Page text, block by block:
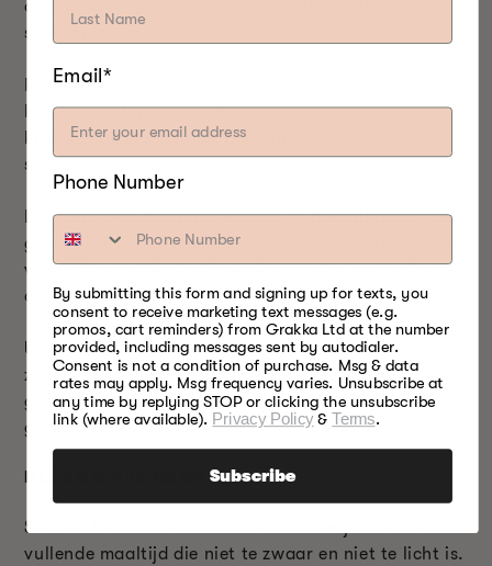
ook in de sauspan, samen met al het vocht en het
schraapsel op de bodem van de pan.
Roer opnieuw en voeg indien nodig wat meer
kippenbouillon toe om het mengsel in slechts een
klein beetje vloeistof te houden, en voeg dan de
slagroom toe.
Leg ten slotte de spinazie erop (ik gebruikte de hele
grote plastic bak met babyspinazie van Organic Girl
van 350 gram) leg de bovenkant op de pan en laat
de spinazie slinken, misschien vijf minuten.
Uiteindelijk moet er net genoeg vloeistof in de pan
zitten om te combineren met het zetmeel uit de
gnocchi. Het resultaat is dat je een mooi gekruid
gerecht krijgt, niet te los en niet te dik.
KLAAR OM TE GAAN
Serveer het met wat dik stokbrood en je hebt een
vullende maaltijd die niet te zwaar en niet te licht is.
Email*
Phone Number
By submitting this form and signing up for texts, you
consent to receive marketing text messages (e.g.
promos, cart reminders) from Grakka Ltd at the number
provided, including messages sent by autodialer.
Consent is not a condition of purchase. Msg & data
rates may apply. Msg frequency varies. Unsubscribe at
any time by replying STOP or clicking the unsubscribe
link (where available). Privacy Policy&Terms.
Subscribe